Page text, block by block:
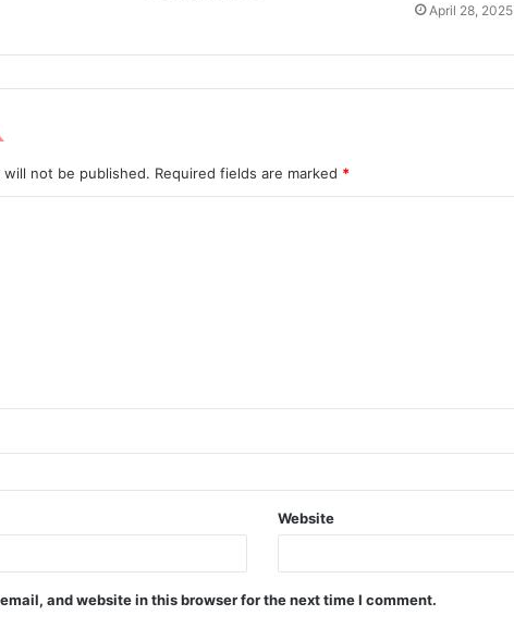
April 28, 2025
will not be published. Required fields are marked *
Website
and website in this browser for the next time I comment.